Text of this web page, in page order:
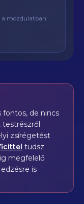
a mozdulatban:
fontos, de nincs
testrészről
zsírégetést
tudsz
megfelelő
is